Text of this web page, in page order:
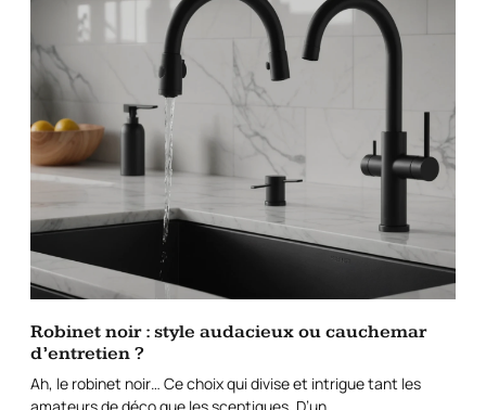
Robinet noir : style audacieux ou cauchemar
d’entretien ?
Ah, le robinet noir… Ce choix qui divise et intrigue tant les